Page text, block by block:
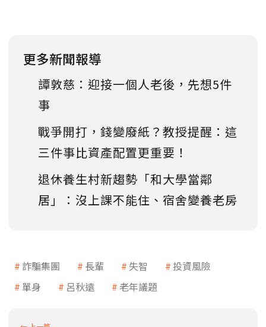
更多新聞報導
譚敦慈：迎接一個人老後，先想5件
事
戰爭開打，錢變廢紙？教授提醒：這
三件事比資產配置更重要！
退休養生村新趨勢「和大學當鄰
居」：沒上課不能住、宿舍變養老房
詐騙集團 長輩 失智
投資風險
單身
呂秋遠 老年議題